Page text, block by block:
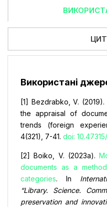
Використані
[1] Bezdrabko, V.
the appraisal of
trends (foreign
4(321), 7-41. doi:
[2] Boіko, V. (2023а).
documents as a
categories. In
“Library. Science.
preservation and